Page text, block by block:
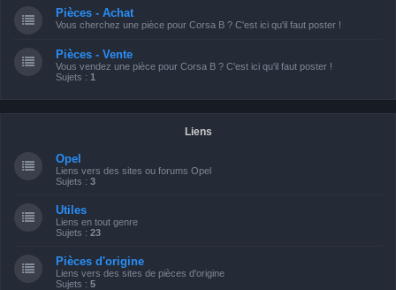
Pièces - Achat
Vous cherchez une pièce pour Corsa B ? C'est ici qu'il faut poster !
Pièces - Vente
Vous vendez une pièce pour Corsa B ? C'est ici qu'il faut poster !
Sujets : 1
Liens
Opel
Liens vers des sites ou forums Opel
Sujets : 3
Utiles
Liens en tout genre
Sujets : 23
Pièces d'origine
Liens vers des sites de pièces d'origine
Sujets : 5